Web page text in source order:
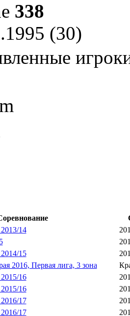
338
(30)
14
15
2016, Первая лига, 3 зона
16
16
17
17